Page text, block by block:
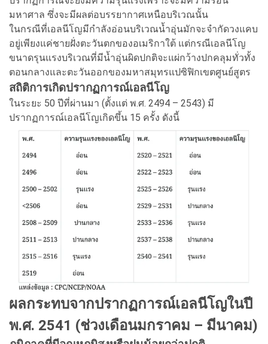
มหาศาล ซึ่งจะมีผลต่อบรรยากาศเหนือบริเวณนั้น
ในกรณีที่เอลนีโญมีกำลังอ่อนบริเวณน้ำอุ่นมักจะจำกัดวงแคบ
อยู่เพียงแค่ชายฝั่งตะวันตกของอเมริกาใต้ แต่กรณีเอลนีโญ
ขนาดรุนแรงบริเวณที่มีน้ำอุ่นผิดปกติจะแผ่กว้างปกคลุมทั่วทั้ง
ตอนกลางและตะวันออกของมหาสมุทรแปซิฟิกเขตศูนย์สูตร
สถิติการเกิดปรากฏการณ์เอลนีโญ
ในระยะ 50 ปีที่ผ่านมา (ตั้งแต่ พ.ศ. 2494 – 2543) มี
ปรากฏการณ์เอลนีโญเกิดขึ้น 15 ครั้ง ดังนี้
ผลกระทบจากปรากฏการณ์เอลนีโญในปี
พ.ศ. 2541 (ช่วงเดือนมกราคม – มีนาคม)